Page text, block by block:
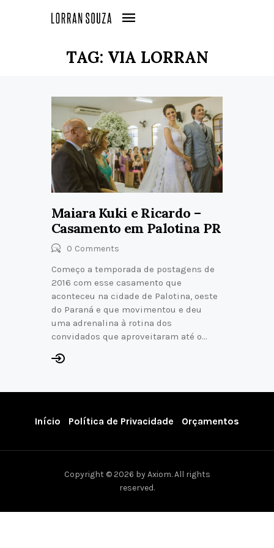
TAG: VIA LORRAN
Maiara Kuki e Ricardo –
Casamento em Palotina PR
0 Comments
Começo a temporada de postagens de
2016 com esse casamento que
aconteceu na cidade de Palotina, oeste
do Paraná e que movimentou e deu
uma adrenalina à rotina dos
convidados que aproveitaram até o…
Início Política de Privacidade Orçamentos
Copyright © 2026 by Axiom. All rights
reserved.